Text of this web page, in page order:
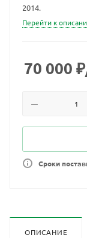
2014.
Перейти к
70 000 ₽
Сроки
ОПИСАНИЕ